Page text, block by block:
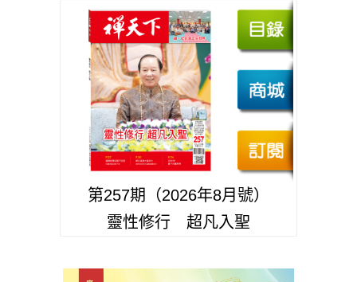
第257期（2026年8月號）
靈性修行 超凡入聖